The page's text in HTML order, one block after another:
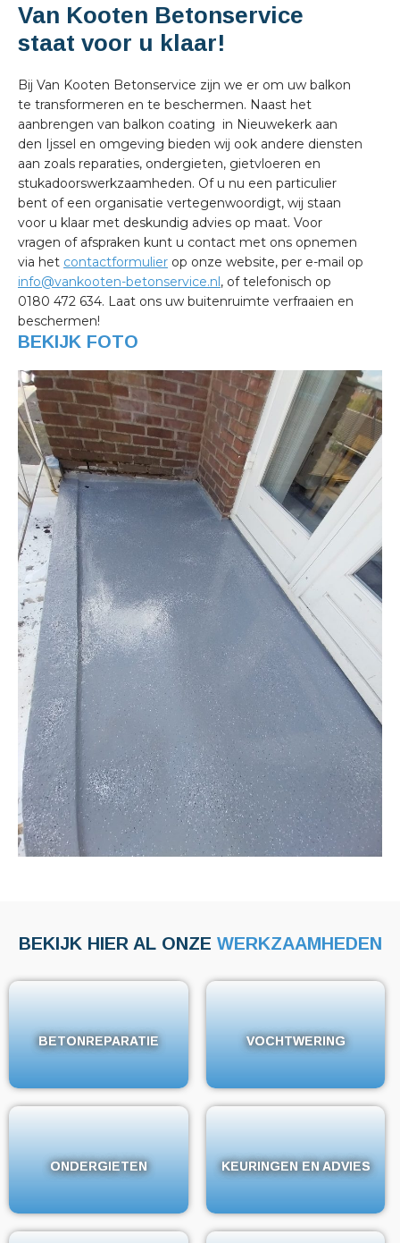
Van Kooten Betonservice
staat voor u klaar!
Bij Van Kooten Betonservice zijn we er om uw balkon
te transformeren en te beschermen. Naast het
aanbrengen van balkon coating in Nieuwekerk aan
den Ijssel en omgeving bieden wij ook andere diensten
aan zoals reparaties, ondergieten, gietvloeren en
stukadoorswerkzaamheden. Of u nu een particulier
bent of een organisatie vertegenwoordigt, wij staan
voor u klaar met deskundig advies op maat. Voor
vragen of afspraken kunt u contact met ons opnemen
via het contactformulier op onze website, per e-mail op
info@vankooten-betonservice.nl, of telefonisch op
0180 472 634. Laat ons uw buitenruimte verfraaien en
beschermen!
BEKIJK FOTO
BEKIJK HIER AL ONZE WERKZAAMHEDEN
BETONREPARATIE
BETONREPARATIE VOCHTWERING
VOCHTWERING
ONDERGIETEN
ONDERGIETEN KEURINGEN EN ADVIES
KEURINGEN EN ADVIES